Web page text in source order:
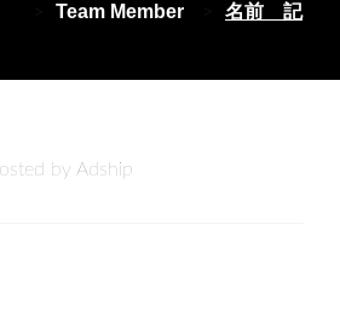
Team Member
名前 記
by Adship